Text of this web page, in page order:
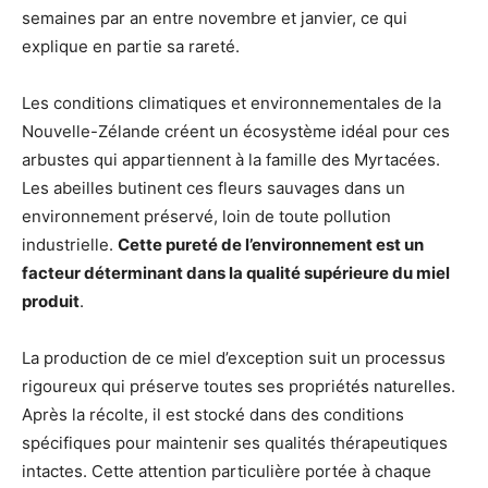
semaines par an entre novembre et janvier, ce qui
explique en partie sa rareté.
Les conditions climatiques et environnementales de la
Nouvelle-Zélande créent un écosystème idéal pour ces
arbustes qui appartiennent à la famille des Myrtacées.
Les abeilles butinent ces fleurs sauvages dans un
environnement préservé, loin de toute pollution
industrielle. Cette pureté de l’environnement est un
facteur déterminant dans la qualité supérieure du miel
produit.
La production de ce miel d’exception suit un processus
rigoureux qui préserve toutes ses propriétés naturelles.
Après la récolte, il est stocké dans des conditions
spécifiques pour maintenir ses qualités thérapeutiques
intactes. Cette attention particulière portée à chaque